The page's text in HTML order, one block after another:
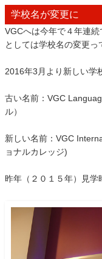
学校名が変更に
VGCへは今年で４年連
としては学校名の変更っ
2016年3月より新しい学
古い名前：VGC
ル）
新しい名前：VGC
ョナルカレッジ)
昨年（２０１５年）見学